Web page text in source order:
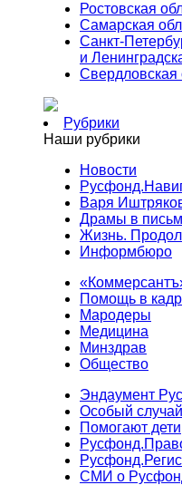
Ростовская
Самарская
Санкт-
и
Свердловская
Рубрики
Наши рубрики
Новости
Варя
Драмы в
Жизнь.
Информбюро
Помощь в
Мародеры
Медицина
Минздрав
Общество
Эндаумент
Особый случай
Помогают дети
СМИ о